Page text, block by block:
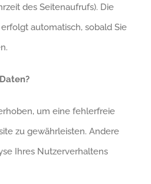
des Seitenaufrufs). Die
automatisch, sobald Sie
um eine fehlerfreie
zu gewährleisten. Andere
Ihres Nutzerverhaltens